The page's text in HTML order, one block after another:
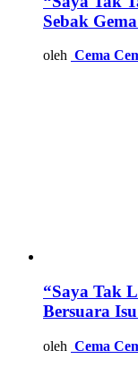
Sebak
oleh Cema
“Saya Tak
Bersuara
oleh Cema